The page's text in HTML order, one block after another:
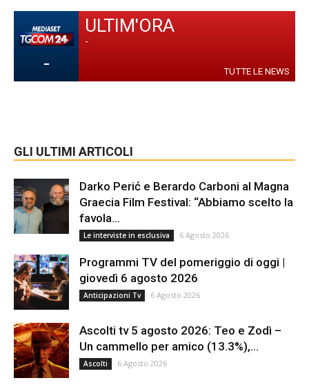
-
ULTIM'ORA
-
TUTTE LE NEWS
GLI ULTIMI ARTICOLI
Darko Perić e Berardo Carboni al Magna
Graecia Film Festival: “Abbiamo scelto la
favola...
Le interviste in esclusiva 6 Agosto 2026
Programmi TV del pomeriggio di oggi |
giovedì 6 agosto 2026
Anticipazioni Tv 6 Agosto 2026
Ascolti tv 5 agosto 2026: Teo e Zodì –
Un cammello per amico (13.3%),...
Ascolti 6 Agosto 2026